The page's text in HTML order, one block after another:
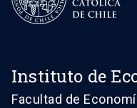
Instituto de
Facultad de